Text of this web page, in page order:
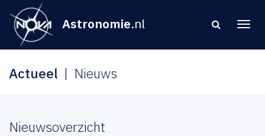
Astronomie.nl
Actueel Nieuws
Nieuwsoverzicht